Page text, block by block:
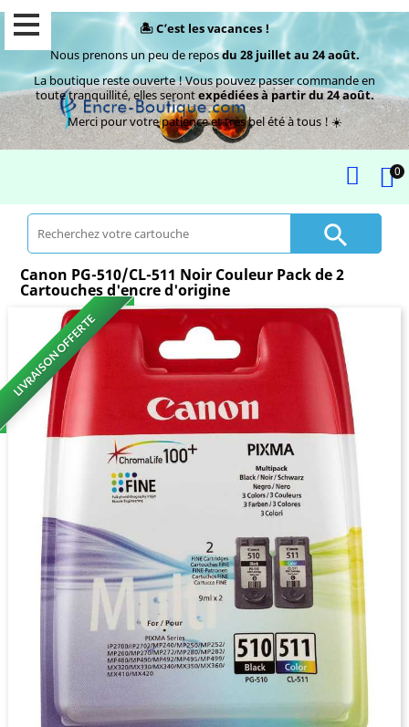
🏝️ C’est les vacances !
Nous prenons un peu de reposdu 28 juillet au 24 août.
La boutique reste ouverte ! Vous pouvez passer commande en
toute tranquillité, elles serontexpédiées à partir du 24 août.
Merci pour votre patience et très bel été à tous ! ☀️
0

Canon PG-510/CL-511 Noir Couleur Pack de 2
Cartouches d'encre d'origine
LIVRAISON OFFERTE